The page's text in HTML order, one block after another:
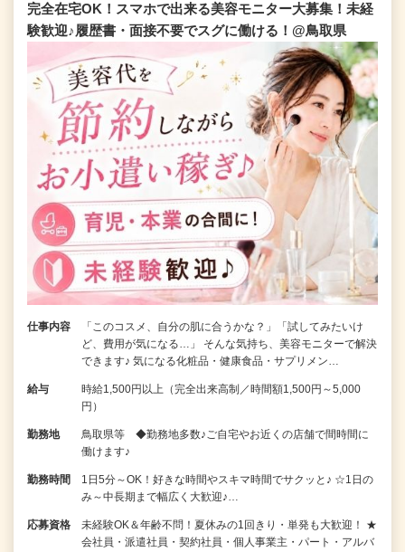
完全在宅OK！スマホで出来る美容モニター大募集！未経
験歓迎♪履歴書・面接不要でスグに働ける！@鳥取県
仕事内容
「このコスメ、自分の肌に合うかな？」「試してみたいけ
ど、費用が気になる…」 そんな気持ち、美容モニターで解決
できます♪ 気になる化粧品・健康食品・サプリメン…
給与
時給1,500円以上（完全出来高制／時間額1,500円～5,000
円）
勤務地
鳥取県等 ◆勤務地多数♪ご自宅やお近くの店舗で間時間に
働けます♪
勤務時間
1日5分～OK！好きな時間やスキマ時間でサクッと♪ ☆1日の
み～中長期まで幅広く大歓迎♪…
応募資格
未経験OK＆年齢不問！夏休みの1回きり・単発も大歓迎！ ★
会社員・派遣社員・契約社員・個人事業主・パート・アルバ